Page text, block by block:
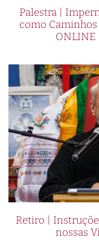
mais populares,
que
efeitos
pelo site uma
as últimas
do
e uma base de
e
rápidos e
e bônus
Não perca a
Palestra |
como Caminhos
ONLINE
Retiro |
nossas